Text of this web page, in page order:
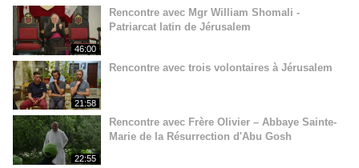
46:00
Rencontre avec Mgr William Shomali -
Patriarcat latin de Jérusalem
21:58
Rencontre avec trois volontaires à Jérusalem
22:55
Rencontre avec Frère Olivier – Abbaye Sainte-
Marie de la Résurrection d'Abu Gosh